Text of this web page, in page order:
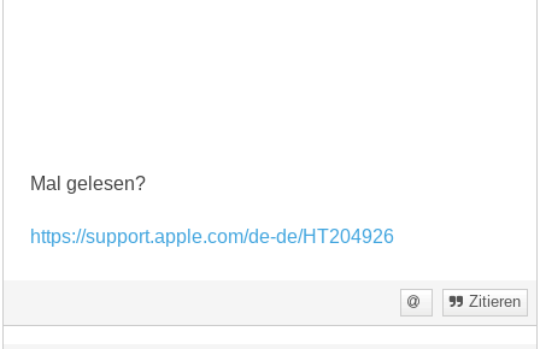
Mal gelesen?
https://support.apple.com/de-de/HT204926
Zitieren